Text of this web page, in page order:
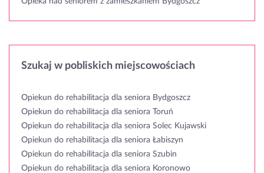
Szukaj w pobliskich miejscowościach
Opiekun do rehabilitacja dla seniora Bydgoszcz
Opiekun do rehabilitacja dla seniora Toruń
Opiekun do rehabilitacja dla seniora Solec Kujawski
Opiekun do rehabilitacja dla seniora Łabiszyn
Opiekun do rehabilitacja dla seniora Szubin
Opiekun do rehabilitacja dla seniora Koronowo